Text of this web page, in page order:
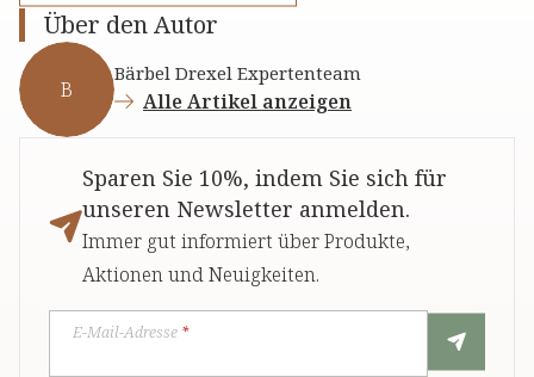
Über den Autor
B
Bärbel Drexel Expertenteam
Alle Artikel anzeigen
Sparen Sie 10%, indem Sie sich für
unseren Newsletter anmelden.
Immer gut informiert über Produkte,
Aktionen und Neuigkeiten.
E-Mail-Adresse *